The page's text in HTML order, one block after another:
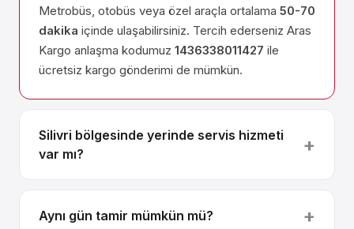
Metrobüs, otobüs veya özel araçla ortalama 50-70
dakika içinde ulaşabilirsiniz. Tercih ederseniz Aras
Kargo anlaşma kodumuz 1436338011427 ile
ücretsiz kargo gönderimi de mümkün.
Silivri bölgesinde yerinde servis hizmeti
var mı?
Aynı gün tamir mümkün mü?